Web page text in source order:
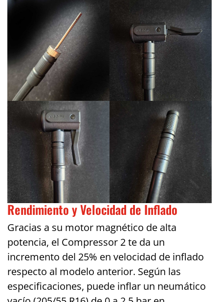
Rendimiento y Velocidad de Inflado
Gracias a su motor magnético de alta
potencia, el Compressor 2 te da un
incremento del 25% en velocidad de inflado
respecto al modelo anterior. Según las
especificaciones, puede inflar un neumático